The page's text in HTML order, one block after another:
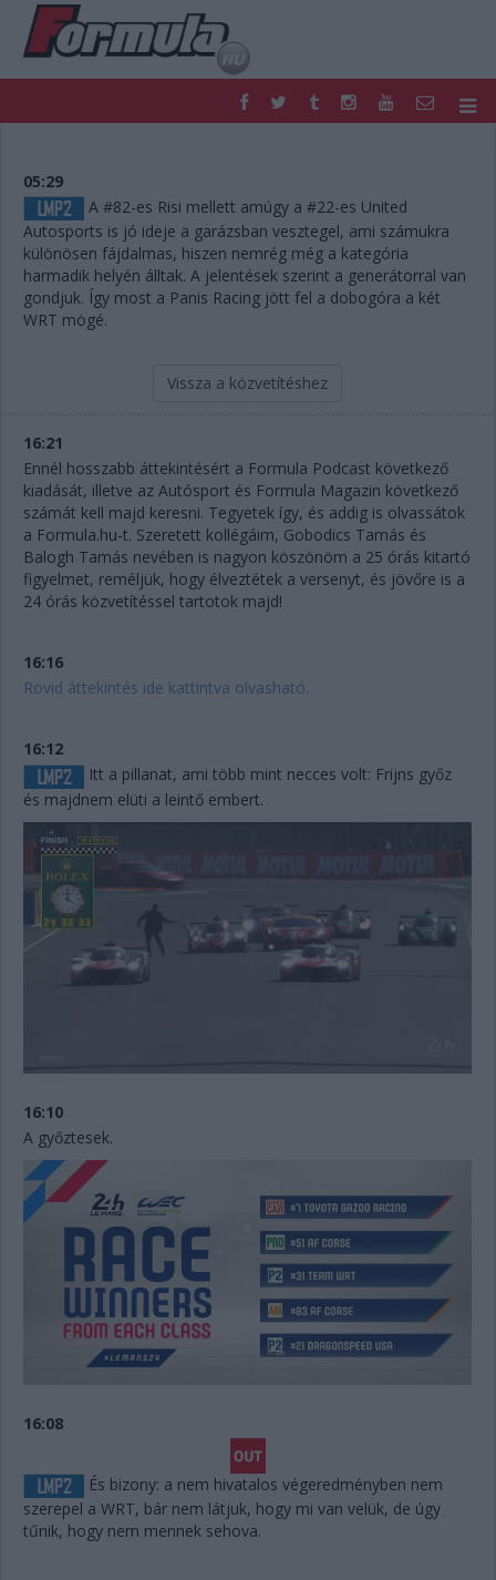
FORMULA
NEMZETKÖZI
HAZAI
RETRO
EGYÉB
PODCAST
SHOP
LIVE
TIPPJÁTÉK
DIGITÁLIS MAGAZIN
PONTÁLLÁSOK
05:29
A #82-es Risi mellett amúgy a #22-es United
Autosports is jó ideje a garázsban vesztegel, ami számukra
különösen fájdalmas, hiszen nemrég még a kategória
harmadik helyén álltak. A jelentések szerint a generátorral van
gondjuk. Így most a Panis Racing jött fel a dobogóra a két
WRT mögé.
Vissza a közvetítéshez
16:21
Ennél hosszabb áttekintésért a Formula Podcast következő
kiadását, illetve az Autósport és Formula Magazin következő
számát kell majd keresni. Tegyetek így, és addig is olvassátok
a Formula.hu-t. Szeretett kollégáim, Gobodics Tamás és
Balogh Tamás nevében is nagyon köszönöm a 25 órás kitartó
figyelmet, reméljük, hogy élveztétek a versenyt, és jövőre is a
24 órás közvetítéssel tartotok majd!
16:16
Rövid áttekintés ide kattintva olvasható.
16:12
Itt a pillanat, ami több mint necces volt: Frijns győz
és majdnem elüti a leintő embert.
16:10
A győztesek.
16:08
És bizony: a nem hivatalos végeredményben nem
szerepel a WRT, bár nem látjuk, hogy mi van velük, de úgy
tűnik, hogy nem mennek sehova.